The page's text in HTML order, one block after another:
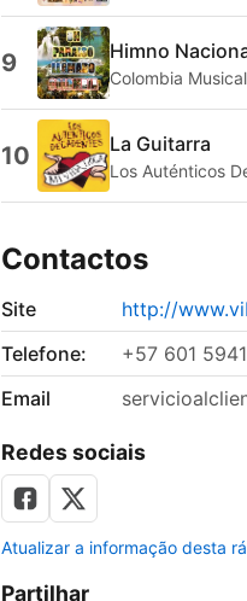
9 Himno
Colombia Musical
10 La Guitarra
Los Auténticos
Contactos
Site
http://
Telefone:
+57 601
Email
Redes sociais
Atualizar a informação desta
Partilhar